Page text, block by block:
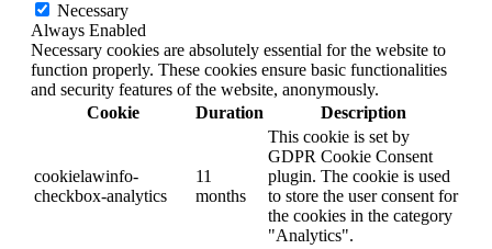
Necessary
Always Enabled
Necessary cookies are absolutely essential for the website to
function properly. These cookies ensure basic functionalities
and security features of the website, anonymously.
Cookie
Duration Description
cookielawinfo-
checkbox-analytics
11
months
This cookie is set by
GDPR Cookie Consent
plugin. The cookie is used
to store the user consent for
the cookies in the category
"Analytics".